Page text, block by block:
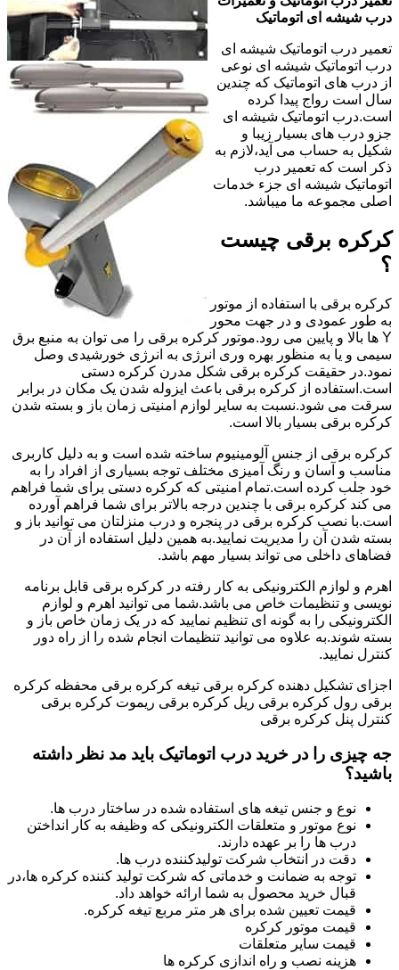
درب شیشه ای اتوماتیک
تعمیر درب اتوماتیک شیشه ای
درب اتوماتیک شیشه ای نوعی
از درب های اتوماتیک که چندین
سال است رواج پیدا کرده
است.درب اتوماتیک شیشه ای
جزو درب های بسیار زیبا و
شکیل به حساب می آید،لازم به
ذکر است که تعمیر درب
اتوماتیک شیشه ای جزء خدمات
اصلی مجموعه ما میباشد.
کرکره برقی چیست
؟
کرکره برقی با استفاده از موتور
به طور عمودی و در جهت محور
Y ها بالا و پایین می رود.موتور کرکره برقی را می توان به منبع برق
سیمی و یا به منظور بهره وری انرژی به انرژی خورشیدی وصل
نمود.در حقیقت کرکره برقی شکل مدرن کرکره دستی
است.استفاده از کرکره برقی باعث ایزوله شدن یک مکان در برابر
سرقت می شود.نسبت به سایر لوازم امنیتی زمان باز و بسته شدن
کرکره برقی بسیار بالا است.
کرکره برقی از جنس آلومینیوم ساخته شده است و به دلیل کاربری
مناسب و آسان و رنگ آمیزی مختلف توجه بسیاری از افراد را به
خود جلب کرده است.تمام امنیتی که کرکره دستی برای شما فراهم
می کند کرکره برقی با چندین درجه بالاتر برای شما فراهم آورده
است.با نصب کرکره برقی در پنجره و درب منزلتان می توانید باز و
بسته شدن آن را مدیریت نمایید.به همین دلیل استفاده از آن در
فضاهای داخلی می تواند بسیار مهم باشد.
اهرم و لوازم الکترونیکی به کار رفته در کرکره برقی قابل برنامه
نویسی و تنظیمات خاص می باشد.شما می توانید اهرم و لوازم
الکترونیکی را به گونه ای تنظیم نمایید که در یک زمان خاص باز و
بسته شوند.به علاوه می توانید تنظیمات انجام شده را از راه دور
کنترل نمایید.
اجزای تشکیل دهنده کرکره برقی تیغه کرکره برقی محفظه کرکره
برقی رول کرکره برقی ریل کرکره برقی ریموت کرکره برقی
کنترل پنل کرکره برقی
جه چیزی را در خرید درب اتوماتیک باید مد نظر داشته
باشید؟
نوع و جنس تیغه های استفاده شده در ساختار درب ها.
نوع موتور و متعلقات الکترونیکی که وظیفه به کار انداختن
درب ها را بر عهده دارند.
دقت در انتخاب شرکت تولیدکننده درب ها.
توجه به ضمانت و خدماتی که شرکت تولید کننده کرکره ها،در
قبال خرید محصول به شما ارائه خواهد داد.
قیمت تعیین شده برای هر متر مربع تیغه کرکره.
قیمت موتور کرکره
قیمت سایر متعلقات
هزینه نصب و راه اندازی کرکره ها